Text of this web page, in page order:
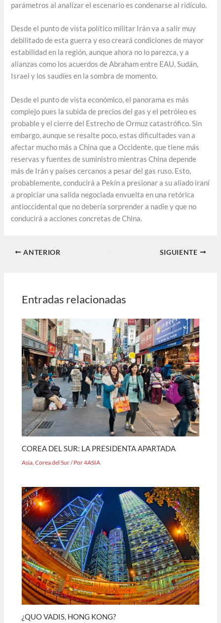
parámetros al analizar el escenario es condenarse al ridículo.
Desde el punto de vista político militar Irán va a salir muy
debilitado de esta guerra y eso creará condiciones de mayor
estabilidad en la región, aunque ahora no lo parezca, y a
alianzas como los acuerdos de Abraham entre EAU, Sudán,
Israel y los saudíes en la sombra de momento.
Desde el punto de vista económico, el panorama es más
complejo pues la subida de precios del gas y el petróleo es
probable y el cierre del Estrecho de Ormuz catastrófico. Sin
embargo, aunque se resalte poco, estas dificultades van a
afectar mucho más a China que a Occidente, que tiene más
reservas y fuentes de suministro mientras China depende
más de Irán y países cercanos a pesar del gas ruso. Esto,
probablemente, conducirá a Pekín a presionar a su aliado iraní
a propiciar una salida negociada envuelta en una retórica
antioccidental que no debería sorprender a nadie y que no
conducirá a acciones concretas de China.
ANTERIOR SIGUIENTE
Entradas relacionadas
COREA DEL SUR: LA PRESIDENTA APARTADA
Asia,Corea del Sur/ Por4ASIA
¿QUO VADIS, HONG KONG?